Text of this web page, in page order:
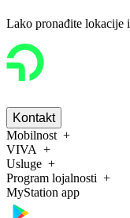
Lako pronađite lokacije
Kontakt
Mobilnost
VIVA
Usluge
Program lojalnosti
MyStation app